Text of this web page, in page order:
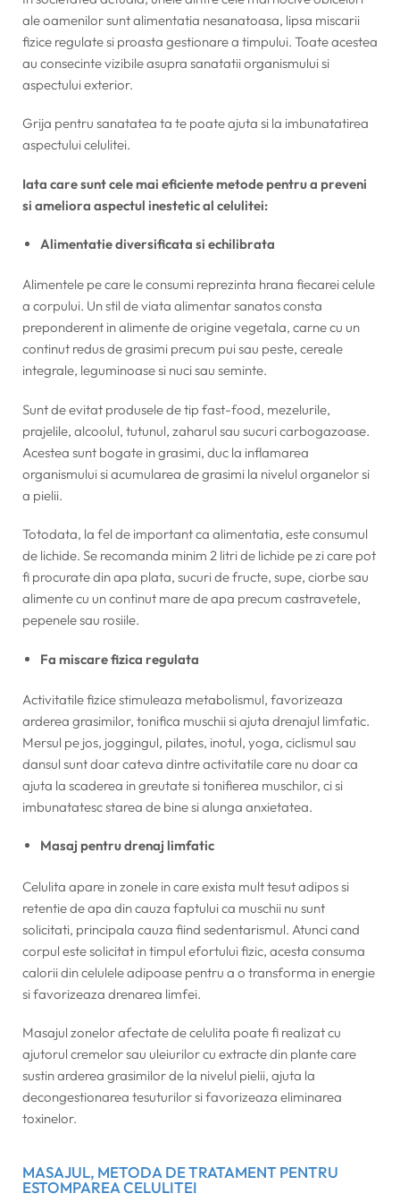
ale oamenilor sunt alimentatia nesanatoasa, lipsa miscarii
fizice regulate si proasta gestionare a timpului. Toate acestea
au consecinte vizibile asupra sanatatii organismului si
aspectului exterior.
Grija pentru sanatatea ta te poate ajuta si la imbunatatirea
aspectului celulitei.
Iata care sunt cele mai eficiente metode pentru a preveni
si ameliora aspectul inestetic al celulitei:
Alimentatie diversificata si echilibrata
Alimentele pe care le consumi reprezinta hrana fiecarei celule
a corpului. Un stil de viata alimentar sanatos consta
preponderent in alimente de origine vegetala, carne cu un
continut redus de grasimi precum pui sau peste, cereale
integrale, leguminoase si nuci sau seminte.
Sunt de evitat produsele de tip fast-food, mezelurile,
prajelile, alcoolul, tutunul, zaharul sau sucuri carbogazoase.
Acestea sunt bogate in grasimi, duc la inflamarea
organismului si acumularea de grasimi la nivelul organelor si
a pielii.
Totodata, la fel de important ca alimentatia, este consumul
de lichide. Se recomanda minim 2 litri de lichide pe zi care pot
fi procurate din apa plata, sucuri de fructe, supe, ciorbe sau
alimente cu un continut mare de apa precum castravetele,
pepenele sau rosiile.
Fa miscare fizica regulata
Activitatile fizice stimuleaza metabolismul, favorizeaza
arderea grasimilor, tonifica muschii si ajuta drenajul limfatic.
Mersul pe jos, joggingul, pilates, inotul, yoga, ciclismul sau
dansul sunt doar cateva dintre activitatile care nu doar ca
ajuta la scaderea in greutate si tonifierea muschilor, ci si
imbunatatesc starea de bine si alunga anxietatea.
Masaj pentru drenaj limfatic
Celulita apare in zonele in care exista mult tesut adipos si
retentie de apa din cauza faptului ca muschii nu sunt
solicitati, principala cauza fiind sedentarismul. Atunci cand
corpul este solicitat in timpul efortului fizic, acesta consuma
calorii din celulele adipoase pentru a o transforma in energie
si favorizeaza drenarea limfei.
Masajul zonelor afectate de celulita poate fi realizat cu
ajutorul cremelor sau uleiurilor cu extracte din plante care
sustin arderea grasimilor de la nivelul pielii, ajuta la
decongestionarea tesuturilor si favorizeaza eliminarea
toxinelor.
MASAJUL, METODA DE TRATAMENT PENTRU
ESTOMPAREA CELULITEI